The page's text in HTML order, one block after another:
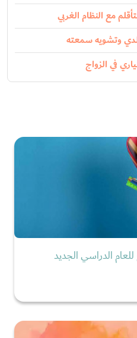
مع النظام الغربي
وتشويه سمعته
في الزواج